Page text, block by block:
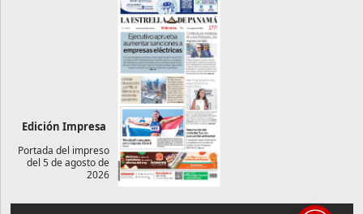
Edición Impresa
Portada del impreso
del 5 de agosto de
2026